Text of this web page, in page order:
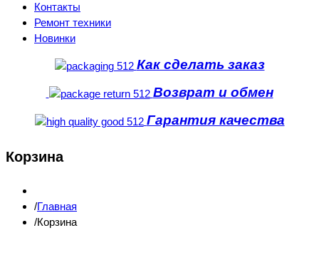
Контакты
Ремонт техники
Новинки
Как сделать заказ
Возврат и обмен
Гарантия качества
Корзина
Главная
Корзина